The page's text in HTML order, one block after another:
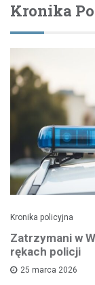
Kronika
Kronika policyjna
Zatrzymani w
rękach policji
25 marca 2026